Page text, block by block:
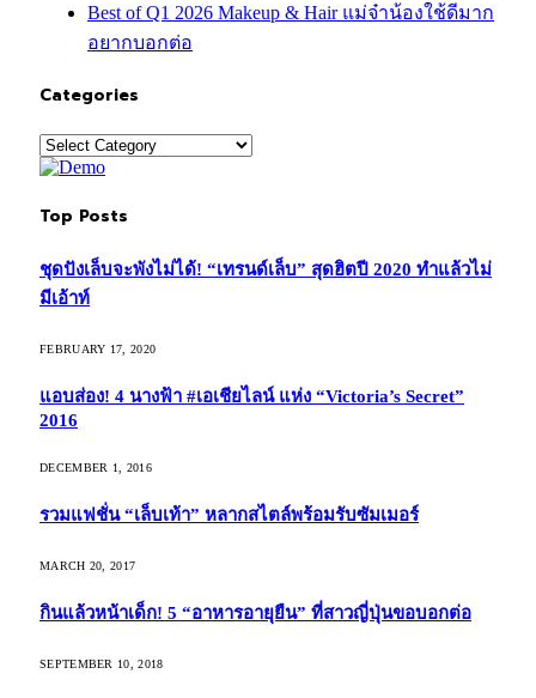
Best of Q1 2026 Makeup & Hair แม่จ๋าน้องใช้ดีมาก
อยากบอกต่อ
Categories
Categories
Top Posts
ชุดปังเล็บจะพังไม่ได้! “เทรนด์เล็บ” สุดฮิตปี 2020 ทำแล้วไม่
มีเอ้าท์
FEBRUARY 17, 2020
แอบส่อง! 4 นางฟ้า #เอเชียไลน์ แห่ง “Victoria’s Secret”
2016
DECEMBER 1, 2016
รวมแฟชั่น “เล็บเท้า” หลากสไตล์พร้อมรับซัมเมอร์
MARCH 20, 2017
กินแล้วหน้าเด็ก! 5 “อาหารอายุยืน” ที่สาวญี่ปุ่นขอบอกต่อ
SEPTEMBER 10, 2018